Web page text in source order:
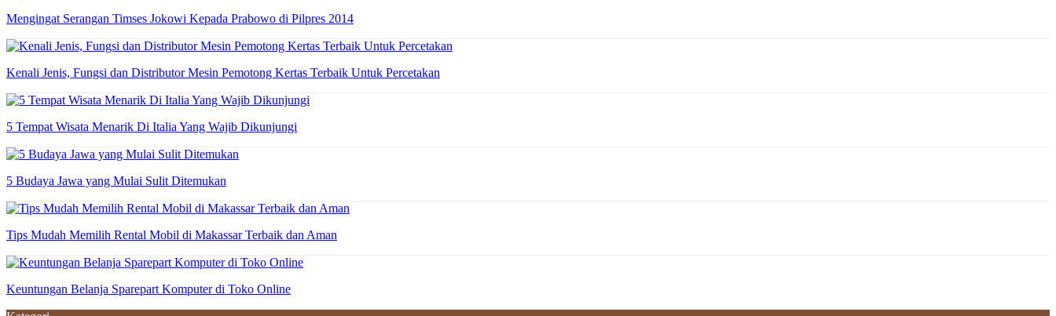
Mengingat Serangan Timses Jokowi Kepada Prabowo di Pilpres 2014
Kenali Jenis, Fungsi dan Distributor Mesin Pemotong Kertas Terbaik Untuk Percetakan
5 Tempat Wisata Menarik Di Italia Yang Wajib Dikunjungi
5 Budaya Jawa yang Mulai Sulit Ditemukan
Tips Mudah Memilih Rental Mobil di Makassar Terbaik dan Aman
Keuntungan Belanja Sparepart Komputer di Toko Online